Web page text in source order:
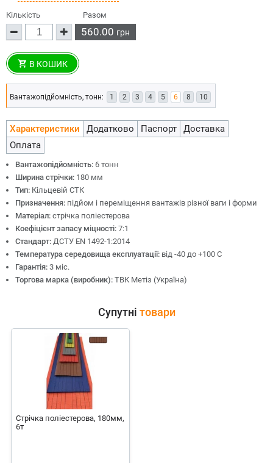
Кількість Разом
560.00 грн
В КОШИК
Вантажопідйомність, тонн: 1 2 3 4 5 6 8 10
Характеристики Додатково Паспорт
Доставка
Оплата
Вантажопідйомність: 6 тонн
Ширина стрічки: 180 мм
Тип: Кільцевій СТК
Призначення: підйом і переміщення вантажів різної ваги і форми
Матеріал: стрічка поліестерова
Коефіцієнт запасу міцності: 7:1
Стандарт: ДСТУ EN 1492-1:2014
Температура середовища експлуатації: від -40 до +100 С
Гарантія: 3 міс.
Торгова марка (виробник): ТВК Метіз (Україна)
Супутні товари
Стрічка поліестерова, 180мм,
6т